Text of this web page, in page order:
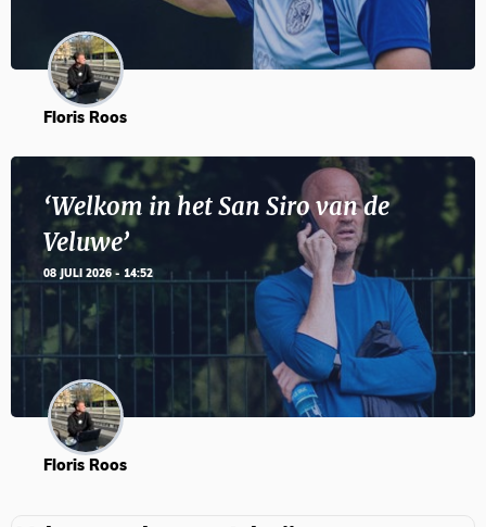
Floris Roos
‘Welkom in het San Siro van de
Veluwe’
08 JULI 2026 - 14:52
Floris Roos